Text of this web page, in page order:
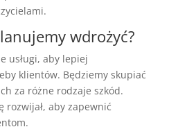
wdrożyć?
usługi, aby lepiej
klientów. Będziemy skupiać
za różne rodzaje szkód.
rozwijał, aby zapewnić